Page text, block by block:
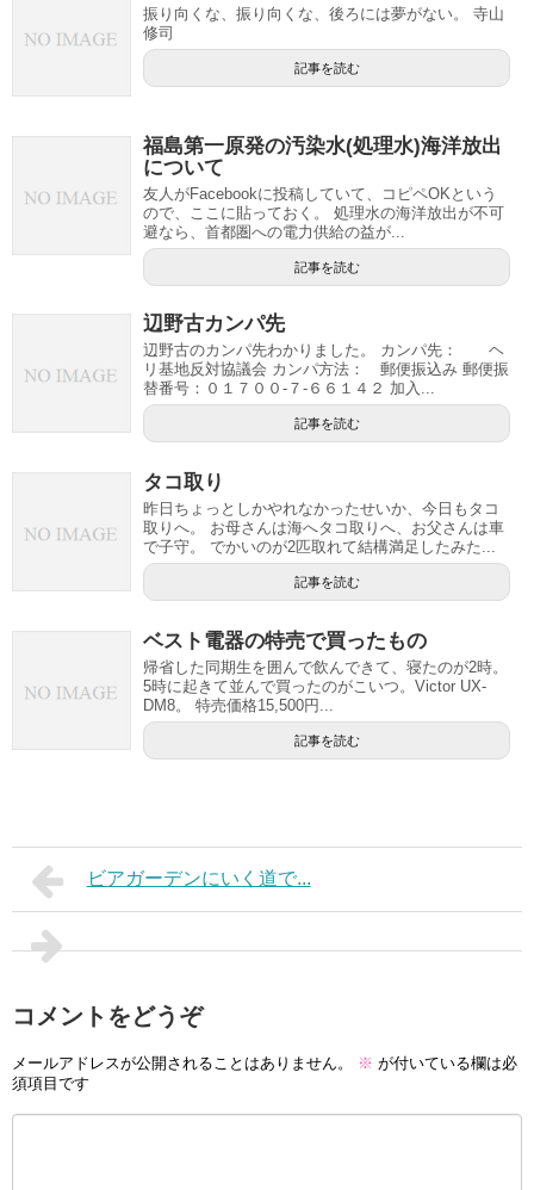
振り向くな、振り向くな、後ろには夢がない。 寺山
修司
記事を読む
福島第一原発の汚染水(処理水)海洋放出
について
友人がFacebookに投稿していて、コピペOKという
ので、ここに貼っておく。 処理水の海洋放出が不可
避なら、首都圏への電力供給の益が...
記事を読む
辺野古カンパ先
辺野古のカンパ先わかりました。 カンパ先： ヘ
リ基地反対協議会 カンパ方法： 郵便振込み 郵便振
替番号：０１７００-７-６６１４２ 加入...
記事を読む
タコ取り
昨日ちょっとしかやれなかったせいか、今日もタコ
取りへ。 お母さんは海へタコ取りへ、お父さんは車
で子守。 でかいのが2匹取れて結構満足したみた...
記事を読む
ベスト電器の特売で買ったもの
帰省した同期生を囲んで飲んできて、寝たのが2時。
5時に起きて並んで買ったのがこいつ。Victor UX-
DM8。 特売価格15,500円...
記事を読む
ビアガーデンにいく道で...
コメントをどうぞ
メールアドレスが公開されることはありません。 ※ が付いている欄は必
須項目です